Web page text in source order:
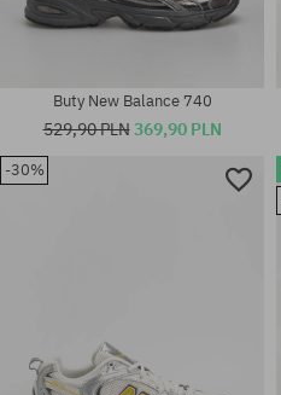
Dostępne rozmiary:
Buty New Balance 740
529,90 PLN369,90 PLN
-30%